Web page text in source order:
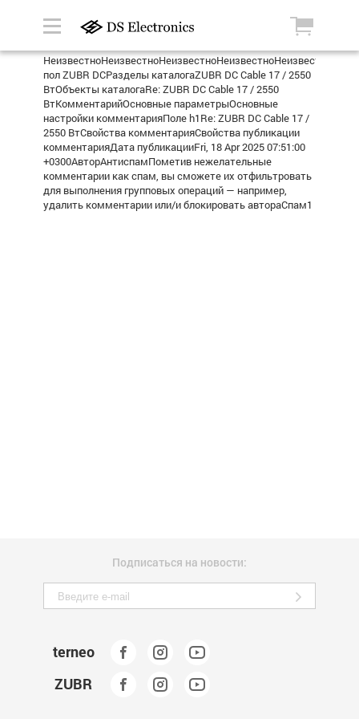
пол ZUBR DCРазделы каталогаZUBR DC Cable 17 / 2550
ВтОбъекты каталогаRe: ZUBR DC Cable 17 / 2550
ВтКомментарийОсновные параметрыОсновные
настройки комментарияПоле h1Re: ZUBR DC Cable 17 /
2550 ВтСвойства комментарияСвойства публикации
комментарияДата публикацииFri, 18 Apr 2025 07:51:00
+0300АвторАнтиспамПометив нежелательные
комментарии как спам, вы сможете их отфильтровать
для выполнения групповых операций — например,
удалить комментарии или/и блокировать автораСпам1
Подписаться на новости:
terneo
ZUBR